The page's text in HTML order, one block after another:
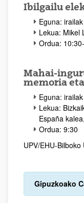
Ibilgailu
Eguna:
Lekua: Mikel
Ordua:
Mahai-
memoria
Eguna:
Lekua:
España
Ordua: 9:30
UPV/EHU-
Gipuzkoako